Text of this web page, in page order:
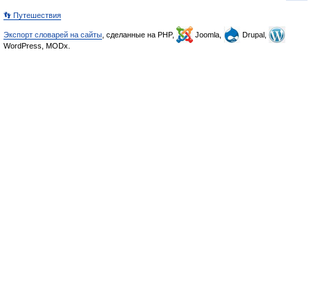
👣 Путешествия
Экспорт словарей на сайты , сделанные на PHP, Joomla,
Drupal,
WordPress, MODx.